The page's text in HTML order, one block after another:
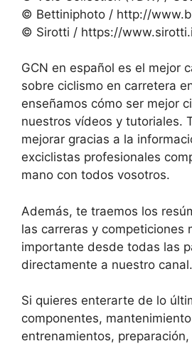
© Bettiniphoto / http://
© Sirotti / https://
GCN en español es el mejor
sobre ciclismo en carretera
enseñamos cómo ser mejor
nuestros vídeos y tutoriales.
mejorar gracias a la
exciclistas profesionales
mano con todos vosotros.
Además, te traemos los
las carreras y competiciones
importante desde todas las
directamente a nuestro canal.
Si quieres enterarte de lo
componentes,
entrenamientos,